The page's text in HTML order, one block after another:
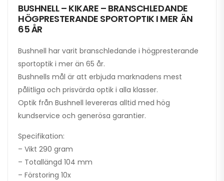
BUSHNELL – KIKARE – BRANSCHLEDANDE
HÖGPRESTERANDE SPORTOPTIK I MER ÄN
65 ÅR
Bushnell har varit branschledande i högpresterande
sportoptik i mer än 65 år.
Bushnells mål är att erbjuda marknadens mest
pålitliga och prisvärda optik i alla klasser.
Optik från Bushnell levereras alltid med hög
kundservice och generösa garantier.
Specifikation:
– Vikt 290 gram
– Totallängd 104 mm
– Förstoring 10x